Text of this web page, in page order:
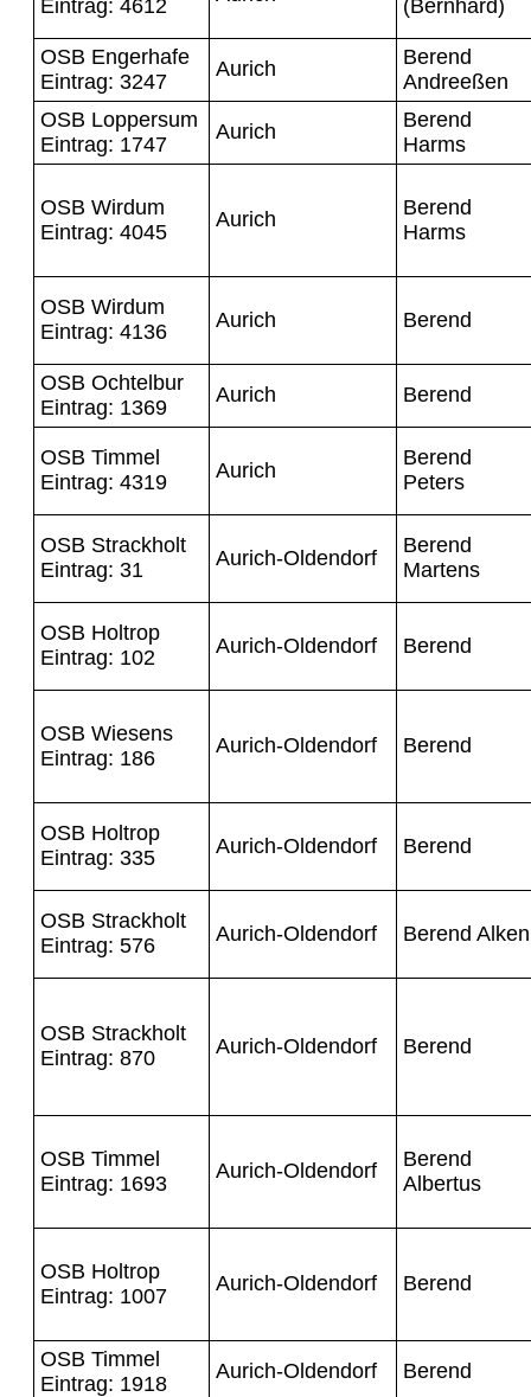
Eintrag: 4612 (Bernhard)
OSB Engerhafe
Eintrag: 3247
Aurich
Berend
Andreeßen
OSB Loppersum
Eintrag: 1747
Aurich
Berend
Harms
OSB Wirdum
Eintrag: 4045
Aurich
Berend
Harms
OSB Wirdum
Eintrag: 4136
Aurich Berend
OSB Ochtelbur
Eintrag: 1369
Aurich Berend
OSB Timmel
Eintrag: 4319
Aurich
Berend
Peters
OSB Strackholt
Eintrag: 31
Aurich-Oldendorf
Berend
Martens
OSB Holtrop
Eintrag: 102
Aurich-Oldendorf Berend
OSB Wiesens
Eintrag: 186
Aurich-Oldendorf Berend
OSB Holtrop
Eintrag: 335
Aurich-Oldendorf Berend
OSB Strackholt
Eintrag: 576
Aurich-Oldendorf Berend Alken
OSB Strackholt
Eintrag: 870
Aurich-Oldendorf Berend
OSB Timmel
Eintrag: 1693
Aurich-Oldendorf
Berend
Albertus
OSB Holtrop
Eintrag: 1007
Aurich-Oldendorf Berend
OSB Timmel
Eintrag: 1918
Aurich-Oldendorf Berend